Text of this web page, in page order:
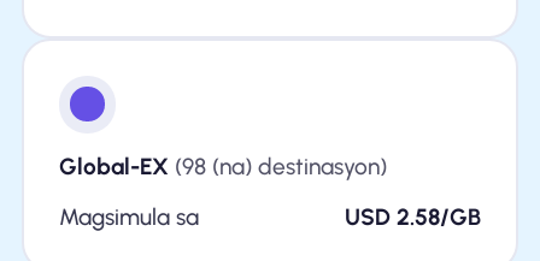
Global-EX (98 (na) destinasyon)
Magsimula sa
USD 2.58/GB